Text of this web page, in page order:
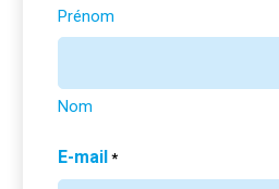
Prénom
Nom
E-mail *